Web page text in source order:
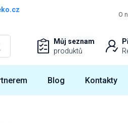
O
Můj seznam
produktů
Blog Kontakty